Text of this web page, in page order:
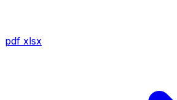
pdf xlsx